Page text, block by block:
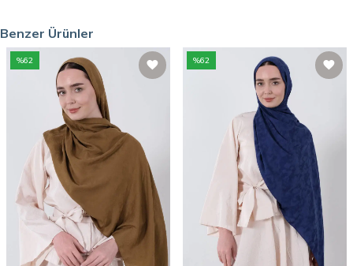
Benzer Ürünler
%62 %62